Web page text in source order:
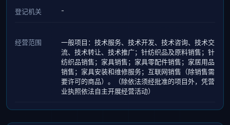
登记机关 -
经营范围
一般项目：技术服务、技术开发、技术咨询、技术交
流、技术转让、技术推广；针纺织品及原料销售；针
纺织品销售；家具销售；家具零配件销售；家居用品
销售；家具安装和维修服务；互联网销售（除销售需
要许可的商品）。（除依法须经批准的项目外，凭营
业执照依法自主开展经营活动）